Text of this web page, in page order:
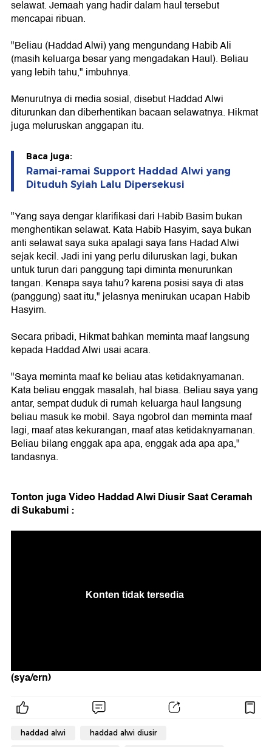
selawat. Jemaah yang hadir dalam haul tersebut
mencapai ribuan.
"Beliau (Haddad Alwi) yang mengundang Habib Ali
(masih keluarga besar yang mengadakan Haul). Beliau
yang lebih tahu," imbuhnya.
Menurutnya di media sosial, disebut Haddad Alwi
diturunkan dan diberhentikan bacaan selawatnya. Hikmat
juga meluruskan anggapan itu.
Baca juga:
Ramai-ramai Support Haddad Alwi yang
Dituduh Syiah Lalu Dipersekusi
"Yang saya dengar klarifikasi dari Habib Basim bukan
menghentikan selawat. Kata Habib Hasyim, saya bukan
anti selawat saya suka apalagi saya fans Hadad Alwi
sejak kecil. Jadi ini yang perlu diluruskan lagi, bukan
untuk turun dari panggung tapi diminta menurunkan
tangan. Kenapa saya tahu? karena posisi saya di atas
(panggung) saat itu," jelasnya menirukan ucapan Habib
Hasyim.
Secara pribadi, Hikmat bahkan meminta maaf langsung
kepada Haddad Alwi usai acara.
"Saya meminta maaf ke beliau atas ketidaknyamanan.
Kata beliau enggak masalah, hal biasa. Beliau saya yang
antar, sempat duduk di rumah keluarga haul langsung
beliau masuk ke mobil. Saya ngobrol dan meminta maaf
lagi, maaf atas kekurangan, maaf atas ketidaknyamanan.
Beliau bilang enggak apa apa, enggak ada apa apa,"
tandasnya.
Tonton juga Video Haddad Alwi Diusir Saat Ceramah
di Sukabumi :
(sya/ern)
haddad alwi haddad alwi diusir